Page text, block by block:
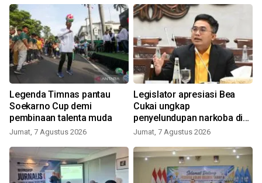
Legenda Timnas pantau
Soekarno Cup demi
pembinaan talenta muda
Jumat, 7 Agustus 2026
Legislator apresiasi Bea
Cukai ungkap
penyelundupan narkoba di
Soetta
Jumat, 7 Agustus 2026